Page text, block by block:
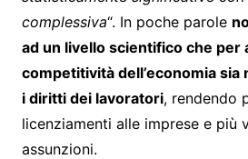
complessiva“. In poche parole
ad un livello scientifico che per
competitività dell’economia sia
i diritti dei lavoratori, rendendo
licenziamenti alle imprese e più
assunzioni.